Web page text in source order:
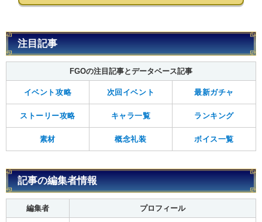
注目記事
FGOの注目記事とデータベース記事
イベント攻略 次回イベント 最新ガチャ
ストーリー攻略 キャラ一覧 ランキング
素材 概念礼装 ボイス一覧
記事の編集者情報
編集者 プロフィール